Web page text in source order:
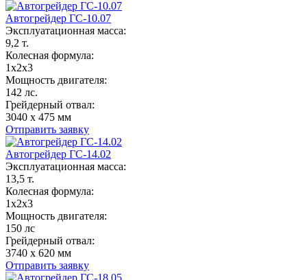
Автогрейдер ГС-10.07
Эксплуатационная масса:
9,2 т.
Колесная формула:
1x2x3
Мощность двигателя:
142 лс.
Грейдерный отвал:
3040 х 475 мм
Отправить заявку
Автогрейдер ГС-14.02
Эксплуатационная масса:
13,5 т.
Колесная формула:
1x2x3
Мощность двигателя:
150 лс
Грейдерный отвал:
3740 х 620 мм
Отправить заявку